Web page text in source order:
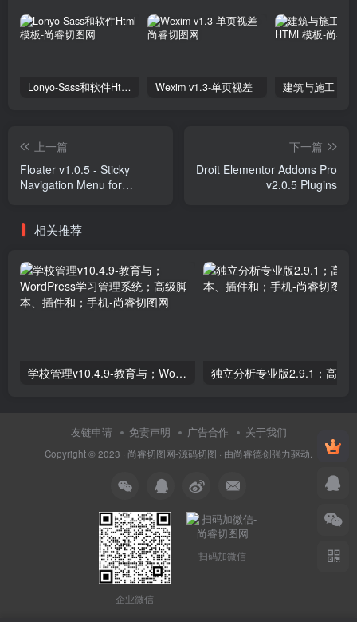
Lonyo-Sass和软件Html模板 Wexim v1.3-单页视差
上一篇
Floater v1.0.5 - Sticky
Navigation Menu for
下一篇
Droit Elementor Addons Pro
v2.0.5 Plugins
相关推荐
学校管理v10.4.9-教育与；WordPress学习管理系统；高级脚本、插件和；手机
友链申请 免责声明 广告合作 关于我们
Copyright © 2023 · 尚睿切图网-源码切图 · 由尚睿德创强力驱动.
企业微信
扫码加微信